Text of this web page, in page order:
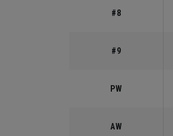
#8
#9
PW
AW